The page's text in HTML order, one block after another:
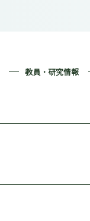
教員・研究情報